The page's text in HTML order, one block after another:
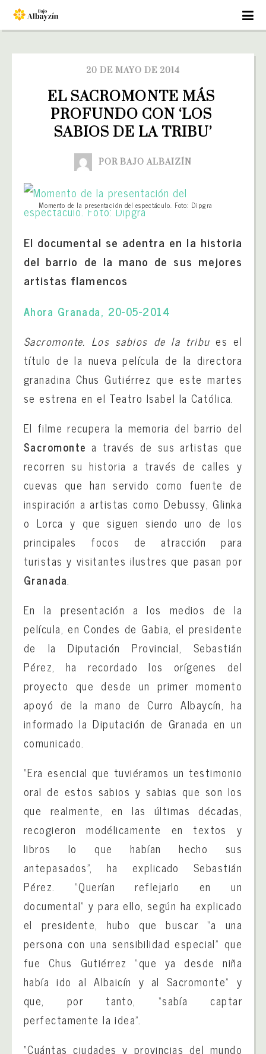
20 DE MAYO DE 2014
EL SACROMONTE MÁS
PROFUNDO CON ‘LOS
SABIOS DE LA TRIBU’
POR BAJO ALBAIZÍN
Momento de la presentación del espectáculo. Foto: Dipgra
El documental se adentra en la historia
del barrio de la mano de sus mejores
artistas flamencos
Ahora Granada, 20-05-2014
Sacromonte. Los sabios de la tribu es el
título de la nueva película de la directora
granadina Chus Gutiérrez que este martes
se estrena en el Teatro Isabel la Católica.
El filme recupera la memoria del barrio del
Sacromonte a través de sus artistas que
recorren su historia a través de calles y
cuevas que han servido como fuente de
inspiración a artistas como Debussy, Glinka
o Lorca y que siguen siendo uno de los
principales focos de atracción para
turistas y visitantes ilustres que pasan por
Granada.
En la presentación a los medios de la
película, en Condes de Gabia, el presidente
de la Diputación Provincial, Sebastián
Pérez, ha recordado los orígenes del
proyecto que desde un primer momento
apoyó de la mano de Curro Albaycín, ha
informado la Diputación de Granada en un
comunicado.
“Era esencial que tuviéramos un testimonio
oral de estos sabios y sabias que son los
que realmente, en las últimas décadas,
recogieron modélicamente en textos y
libros lo que habían hecho sus
antepasados”, ha explicado Sebastián
Pérez. “Querían reflejarlo en un
documental” y para ello, según ha explicado
el presidente, hubo que buscar “a una
persona con una sensibilidad especial” que
fue Chus Gutiérrez “que ya desde niña
había ido al Albaicín y al Sacromonte” y
que, por tanto, “sabía captar
perfectamente la idea”.
“Cuántas ciudades y provincias del mundo